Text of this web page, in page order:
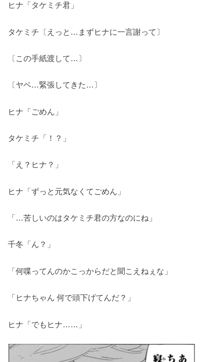
ヒナ「タケミチ君」
タケミチ〔えっと…まずヒナに一言謝って〕
〔この手紙渡して…〕
〔ヤベ…緊張してきた…〕
ヒナ「ごめん」
タケミチ「！？」
「え？ヒナ？」
ヒナ「ずっと元気なくてごめん」
「…苦しいのはタケミチ君の方なのにね」
千冬「ん？」
「何喋ってんのかこっからだと聞こえねぇな」
「ヒナちゃん 何で頭下げてんだ？」
ヒナ「でもヒナ……」